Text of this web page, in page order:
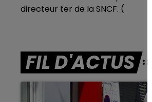
directeur ter de la SNCF. (
FIL D'ACTUS